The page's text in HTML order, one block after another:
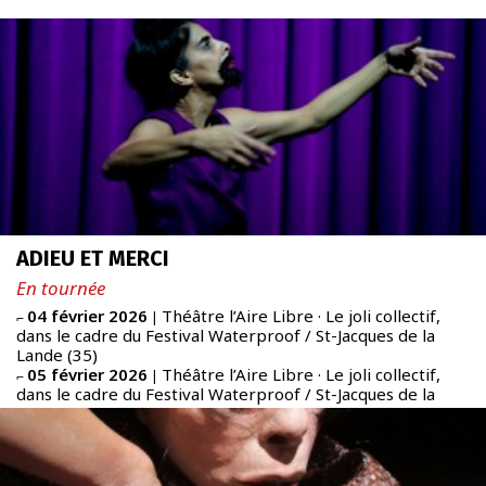
SCALÈNE
Newsletter
FR
ADIEU ET MERCI
En tournée
⌐ 04 février 2026 | Théâtre l’Aire Libre · Le joli collectif,
dans le cadre du Festival Waterproof / St-Jacques de la
Lande (35)
⌐ 05 février 2026 | Théâtre l’Aire Libre · Le joli collectif,
dans le cadre du Festival Waterproof / St-Jacques de la
Lande (35)